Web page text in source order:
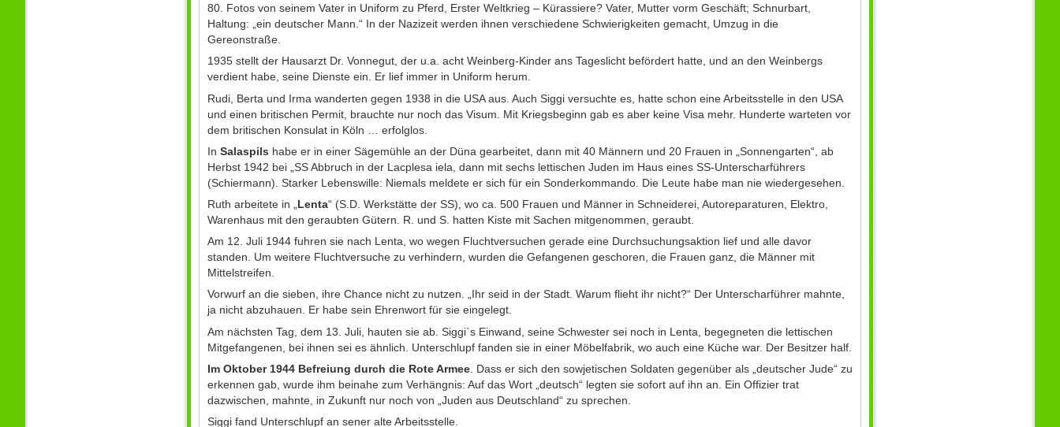
80. Fotos von seinem Vater in Uniform zu Pferd, Erster Weltkrieg – Kürassiere? Vater, Mutter vorm Geschäft; Schnurbart,
Haltung: „ein deutscher Mann.“ In der Nazizeit werden ihnen verschiedene Schwierigkeiten gemacht, Umzug in die
Gereonstraße.
1935 stellt der Hausarzt Dr. Vonnegut, der u.a. acht Weinberg-Kinder ans Tageslicht befördert hatte, und an den Weinbergs
verdient habe, seine Dienste ein. Er lief immer in Uniform herum.
Rudi, Berta und Irma wanderten gegen 1938 in die USA aus. Auch Siggi versuchte es, hatte schon eine Arbeitsstelle in den USA
und einen britischen Permit, brauchte nur noch das Visum. Mit Kriegsbeginn gab es aber keine Visa mehr. Hunderte warteten vor
dem britischen Konsulat in Köln … erfolglos.
In Salaspils habe er in einer Sägemühle an der Düna gearbeitet, dann mit 40 Männern und 20 Frauen in „Sonnengarten“, ab
Herbst 1942 bei „SS Abbruch in der Lacplesa iela, dann mit sechs lettischen Juden im Haus eines SS-Unterscharführers
(Schiermann). Starker Lebenswille: Niemals meldete er sich für ein Sonderkommando. Die Leute habe man nie wiedergesehen.
Ruth arbeitete in „ Lenta“ (S.D. Werkstätte der SS), wo ca. 500 Frauen und Männer in Schneiderei, Autoreparaturen, Elektro,
Warenhaus mit den geraubten Gütern. R. und S. hatten Kiste mit Sachen mitgenommen, geraubt.
Am 12. Juli 1944 fuhren sie nach Lenta, wo wegen Fluchtversuchen gerade eine Durchsuchungsaktion lief und alle davor
standen. Um weitere Fluchtversuche zu verhindern, wurden die Gefangenen geschoren, die Frauen ganz, die Männer mit
Mittelstreifen.
Vorwurf an die sieben, ihre Chance nicht zu nutzen. „Ihr seid in der Stadt. Warum flieht ihr nicht?“ Der Unterscharführer mahnte,
ja nicht abzuhauen. Er habe sein Ehrenwort für sie eingelegt.
Am nächsten Tag, dem 13. Juli, hauten sie ab. Siggi`s Einwand, seine Schwester sei noch in Lenta, begegneten die lettischen
Mitgefangenen, bei ihnen sei es ähnlich. Unterschlupf fanden sie in einer Möbelfabrik, wo auch eine Küche war. Der Besitzer half.
Im Oktober 1944 Befreiung durch die Rote Armee . Dass er sich den sowjetischen Soldaten gegenüber als „deutscher Jude“ zu
erkennen gab, wurde ihm beinahe zum Verhängnis: Auf das Wort „deutsch“ legten sie sofort auf ihn an. Ein Offizier trat
dazwischen, mahnte, in Zukunft nur noch von „Juden aus Deutschland“ zu sprechen.
Siggi fand Unterschlupf an sener alte Arbeitsstelle.